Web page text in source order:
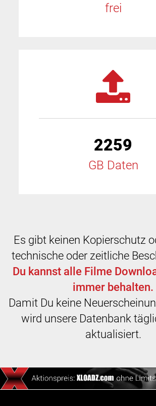
frei
2259
GB Daten
Es gibt keinen Kopierschutz
technische oder zeitliche
Du kannst alle Filme
immer behalten.
Damit Du keine
wird unsere Datenbank
aktualisiert.